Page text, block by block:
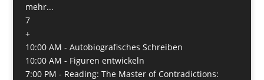
mehr...
7
+
10:00 AM - Autobiografisches Schreiben
10:00 AM - Figuren entwickeln
7:00 PM - Reading: The Master of Contradictions: